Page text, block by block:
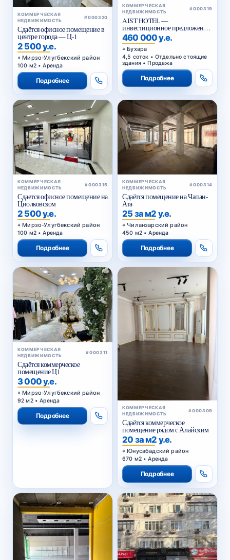
КОММЕРЧЕСКАЯ
НЕДВИЖИМОСТЬ
#000320
Сдаётся офисное помещение в
центре города — Ц-1
2 500 у.е.
Мирзо-Улугбекский район
100 м2 • Аренда
Подробнее
КОММЕРЧЕСКАЯ
НЕДВИЖИМОСТЬ
#000319
AIST HOTEL —
инвестиционное предложение
в историческом центре Бухары
460 000 у.е.
Бухара
4,5 соток • Отдельно стоящие
здания • Продажа
Подробнее
КОММЕРЧЕСКАЯ
НЕДВИЖИМОСТЬ
#000315
Сдается офисное помещение на
Циолковском
2 500 у.е.
Мирзо-Улугбекский район
100 м2 • Аренда
Подробнее
КОММЕРЧЕСКАЯ
НЕДВИЖИМОСТЬ
#000314
Сдаётся помещение на Чапан-
Ата
25 за м2 у.е.
Чиланзарский район
450 м2 • Аренда
Подробнее
КОММЕРЧЕСКАЯ
НЕДВИЖИМОСТЬ
#000311
Сдаётся коммерческое
помещение Ц1
3 000 у.е.
Мирзо-Улугбекский район
92 м2 • Аренда
Подробнее
КОММЕРЧЕСКАЯ
НЕДВИЖИМОСТЬ
#000309
Сдаётся коммерческое
помещение рядом с Алайским
20 за м2 у.е.
Юнусабадский район
670 м2 • Аренда
Подробнее